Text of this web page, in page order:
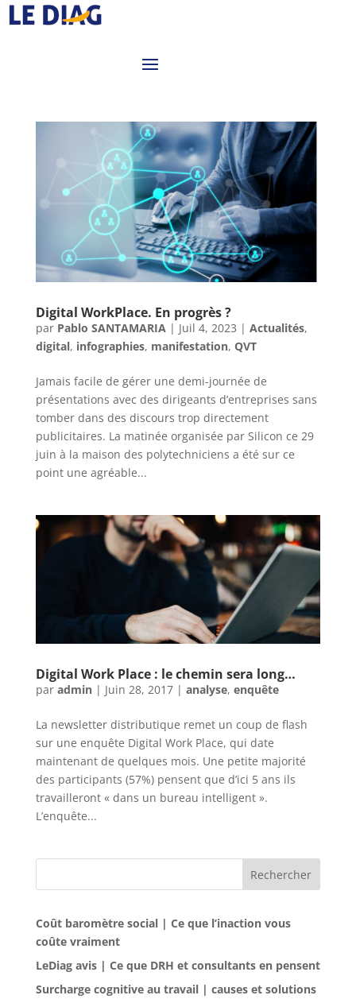
Digital WorkPlace. En progrès ?
par Pablo SANTAMARIA | Juil 4, 2023 | Actualités,
digital, infographies, manifestation, QVT
Jamais facile de gérer une demi-journée de
présentations avec des dirigeants d’entreprises sans
tomber dans des discours trop directement
publicitaires. La matinée organisée par Silicon ce 29
juin à la maison des polytechniciens a été sur ce
point une agréable...
Digital Work Place : le chemin sera long…
par admin| Juin 28, 2017| analyse, enquête
La newsletter distributique remet un coup de flash
sur une enquête Digital Work Place, qui date
maintenant de quelques mois. Une petite majorité
des participants (57%) pensent que d’ici 5 ans ils
travailleront « dans un bureau intelligent ».
L’enquête...
Rechercher
Coût baromètre social | Ce que l’inaction vous
coûte vraiment
LeDiag avis | Ce que DRH et consultants en pensent
Surcharge cognitive au travail | causes et solutions